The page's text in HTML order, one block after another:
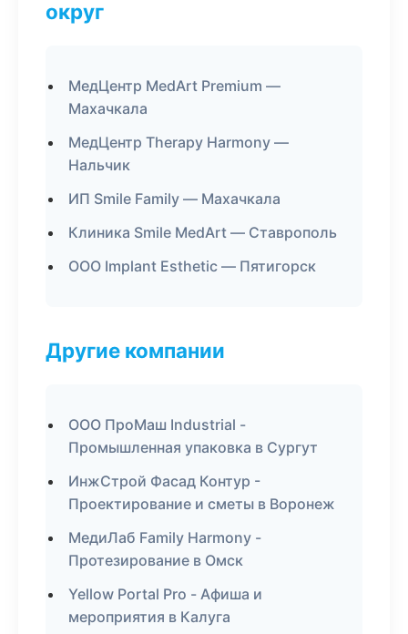
округ
МедЦентр MedArt Premium —
Махачкала
МедЦентр Therapy Harmony —
Нальчик
ИП Smile Family — Махачкала
Клиника Smile MedArt — Ставрополь
ООО Implant Esthetic — Пятигорск
Другие компании
ООО ПроМаш Industrial -
Промышленная упаковка в Сургут
ИнжСтрой Фасад Контур -
Проектирование и сметы в Воронеж
МедиЛаб Family Harmony -
Протезирование в Омск
Yellow Portal Pro - Афиша и
мероприятия в Калуга